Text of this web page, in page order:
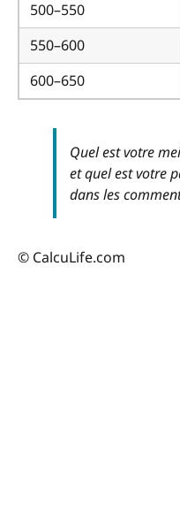
500–550
550–600
600–650
Quel est votre
et quel est votre
dans les
© CalcuLife.com